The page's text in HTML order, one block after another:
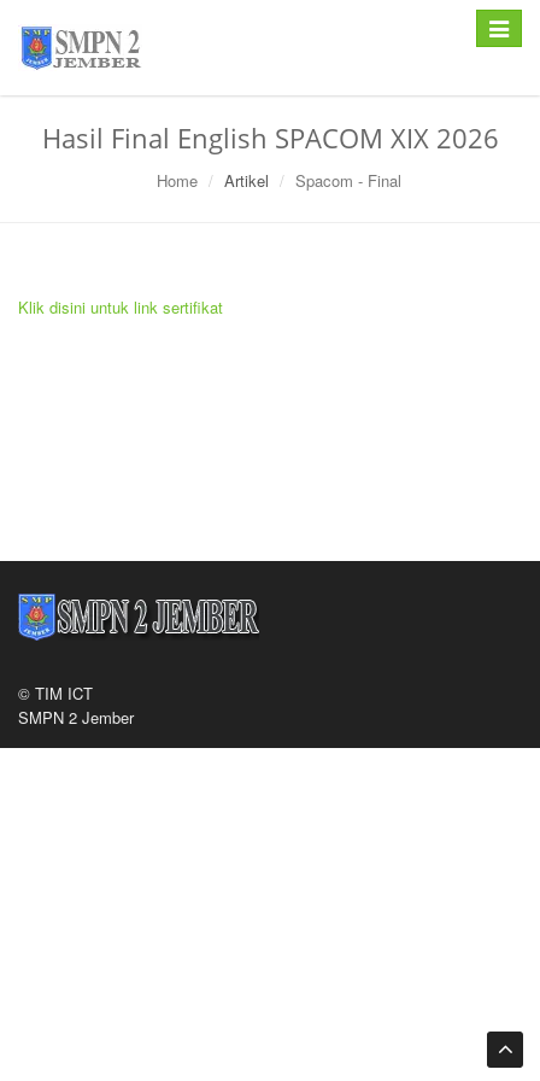
Toggle
Hasil Final English SPACOM XIX 2026
Home Artikel Spacom - Final
Klik disini untuk link sertifikat
© TIM ICT
SMPN 2 Jember